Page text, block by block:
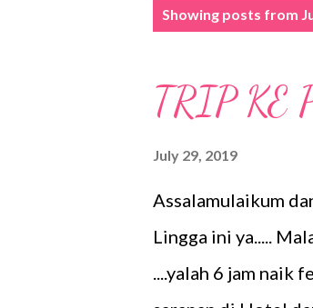
Showing posts from
TRIP KE
July 29, 2019
Assalamulaikum
Lingga ini ya.....
....yalah 6 jam naik